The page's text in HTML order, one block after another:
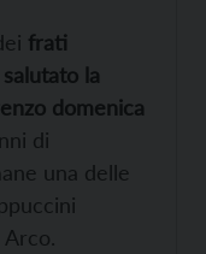
frati
la
domenica
di
una delle
Arco.